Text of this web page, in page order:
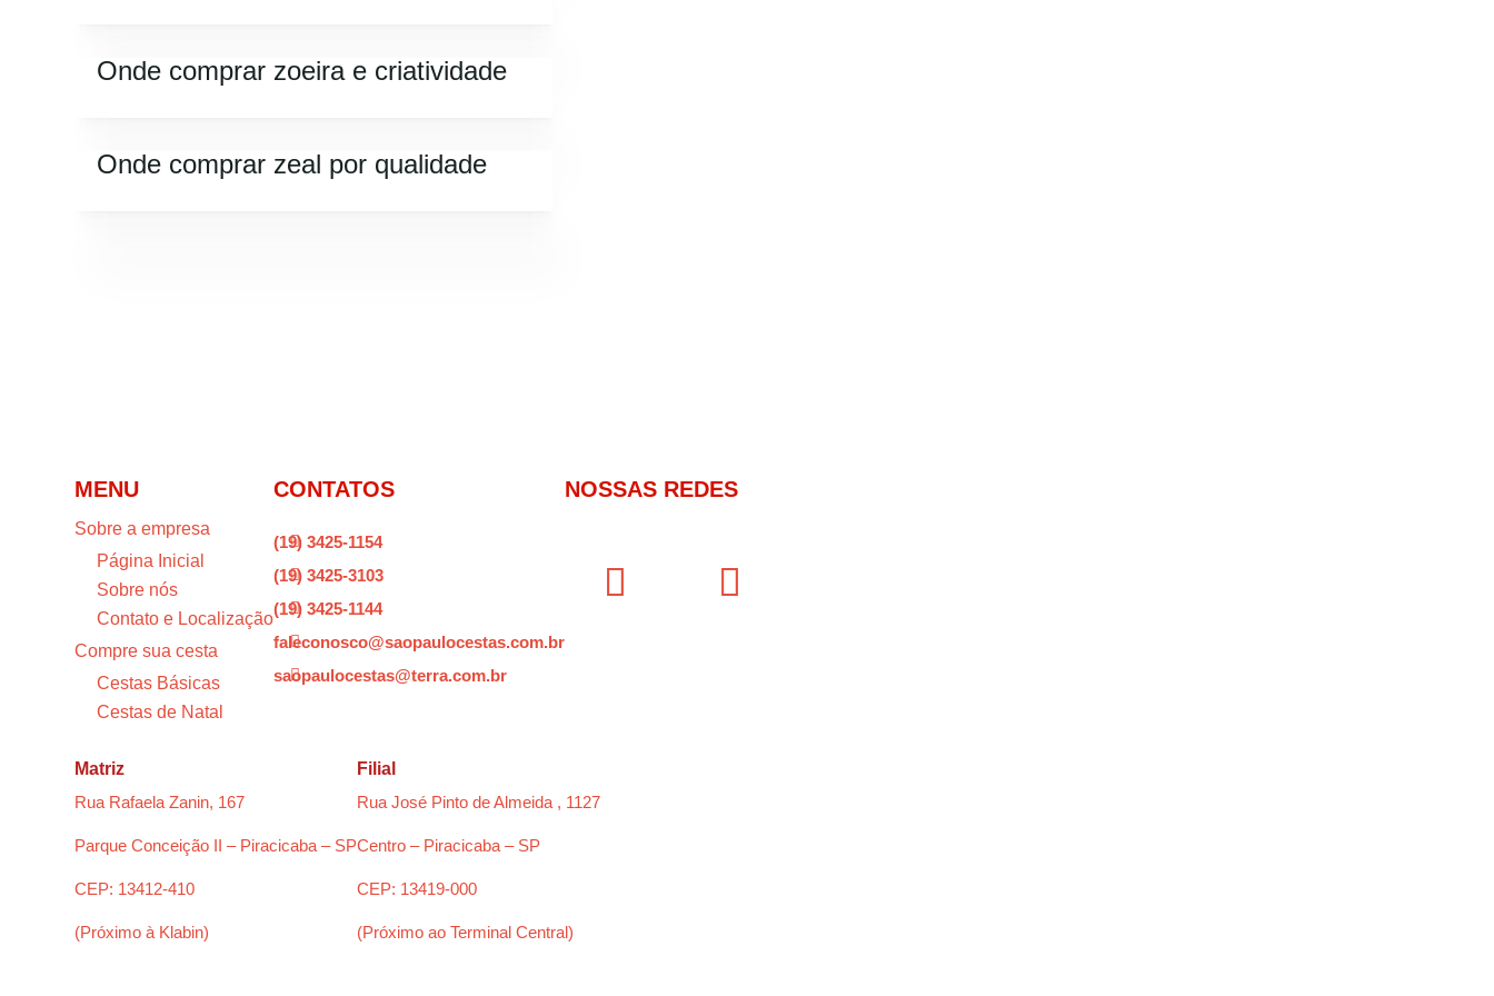
Onde comprar zoeira e criatividade
Onde comprar zeal por qualidade
MENU
Sobre a empresa
Página Inicial
Sobre nós
Contato e Localização
Compre sua cesta
Cestas Básicas
Cestas de Natal
CONTATOS

(19) 3425-1154

(19) 3425-3103

(19) 3425-1144

faleconosco@saopaulocestas.com.br

saopaulocestas@terra.com.br
NOSSAS REDES
Matriz
Rua Rafaela Zanin, 167
Parque Conceição II – Piracicaba – SP
CEP: 13412-410
(Próximo à Klabin)
Filial
Rua José Pinto de Almeida , 1127
Centro – Piracicaba – SP
CEP: 13419-000
(Próximo ao Terminal Central)